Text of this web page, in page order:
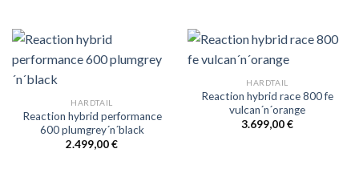
HARDTAIL
Reaction hybrid performance
600 plumgrey´n´black
2.499,00€
HARDTAIL
Reaction hybrid race 800 fe
vulcan´n´orange
3.699,00€